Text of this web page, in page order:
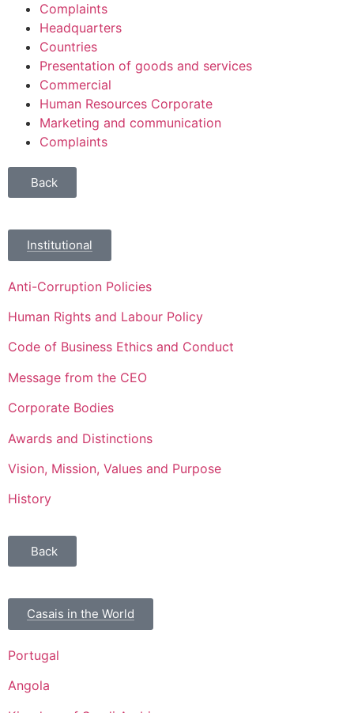
Complaints
Headquarters
Countries
Presentation of goods and services
Commercial
Human Resources Corporate
Marketing and communication
Complaints
Back
Institutional
Anti-Corruption Policies
Human Rights and Labour Policy
Code of Business Ethics and Conduct
Message from the CEO
Corporate Bodies
Awards and Distinctions
Vision, Mission, Values and Purpose
History
Back
Casais in the World
Portugal
Angola